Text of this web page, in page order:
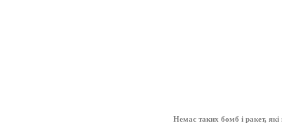
Немає таких бомб і ракет, які